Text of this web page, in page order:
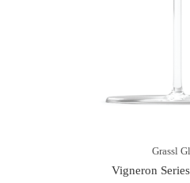
Grassl
Vigneron